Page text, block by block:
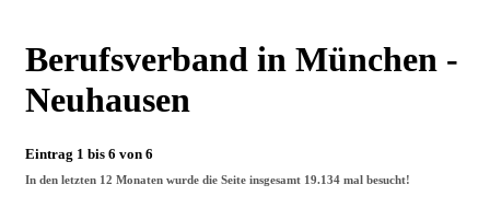
Berufsverband in München -
Neuhausen
Eintrag 1 bis 6 von 6
In den letzten 12 Monaten wurde die Seite insgesamt 19.134 mal besucht!